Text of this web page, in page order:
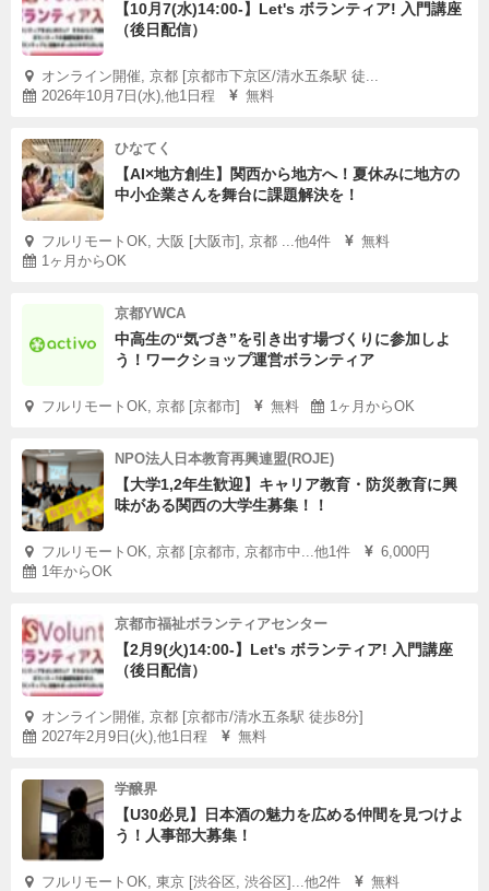
◎探究堂の活動に興味を持ってくださった方へ
探究堂で過ごす時間は、子どもに関わる仕事につきたいと
考えている方はもちろん、そうでない方にとっても良い機
まずは、ぜひ一度見学にいらしてください。
あなたにお会いできることを楽しみにしています。
【10月7(水)14:00-】Let's ボランティア! 入門講座
（後日配信）
オンライン開催, 京都 [京都市下京区/清水五条駅 徒...
2026年10月7日(水),他1日程
無料
ひなてく
【AI×地方創生】関西から地方へ！夏休みに地方の
中小企業さんを舞台に課題解決を！
フルリモートOK, 大阪 [大阪市], 京都 ...他4件
無料
1ヶ月からOK
京都YWCA
中高生の“気づき”を引き出す場づくりに参加しよ
う！ワークショップ運営ボランティア
フルリモートOK, 京都 [京都市] 無料 1ヶ月からOK
NPO法人日本教育再興連盟(ROJE)
【大学1,2年生歓迎】キャリア教育・防災教育に興
味がある関西の大学生募集！！
フルリモートOK, 京都 [京都市, 京都市中...他1件
6,000円
1年からOK
京都市福祉ボランティアセンター
【2月9(火)14:00-】Let's ボランティア! 入門講座
（後日配信）
オンライン開催, 京都 [京都市/清水五条駅 徒歩8分]
2027年2月9日(火),他1日程
無料
学醸界
【U30必見】日本酒の魅力を広める仲間を見つけよ
う！人事部大募集！
フルリモートOK, 東京 [渋谷区, 渋谷区]...他2件
無料